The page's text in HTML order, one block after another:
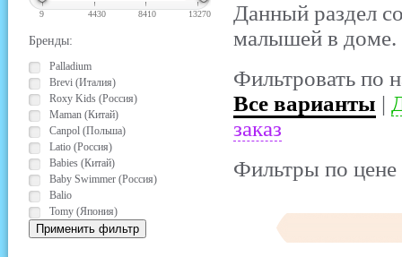
Данный раздел
малышей в доме.
Фильтровать по
Все варианты |
заказ
Фильтры по цене
9 4430 8410 13270
Бренды:
Palladium
Brevi (Италия)
Roxy Kids (Россия)
Maman (Китай)
Canpol (Польша)
Latio (Россия)
Babies (Китай)
Baby Swimmer (Россия)
Balio
Tomy (Япония)